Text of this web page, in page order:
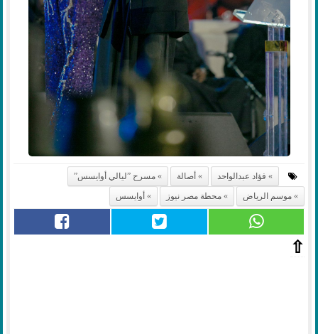
فؤاد عبدالواحد أصالة
مسرح ”ليالي أوايسس”
موسم الرياض
محطة مصر نيوز أوايسس
⇧